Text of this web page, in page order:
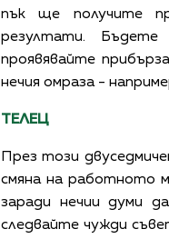
пък ще получите
резултати.
проявявайте
нечия омраза -
ТЕЛЕЦ
През този
смяна на работното
заради нечии думи
следвайте чужди